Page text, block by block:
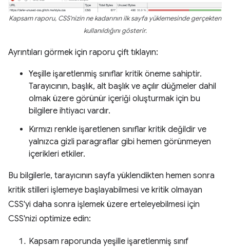
Kapsam raporu, CSS'nizin ne kadarının ilk sayfa yüklemesinde gerçekten
kullanıldığını gösterir.
Ayrıntıları görmek için raporu çift tıklayın:
Yeşille işaretlenmiş sınıflar kritik öneme sahiptir.
Tarayıcının, başlık, alt başlık ve açılır düğmeler dahil
olmak üzere görünür içeriği oluşturmak için bu
bilgilere ihtiyacı vardır.
Kırmızı renkle işaretlenen sınıflar kritik değildir ve
yalnızca gizli paragraflar gibi hemen görünmeyen
içerikleri etkiler.
Bu bilgilerle, tarayıcının sayfa yüklendikten hemen sonra
kritik stilleri işlemeye başlayabilmesi ve kritik olmayan
CSS'yi daha sonra işlemek üzere erteleyebilmesi için
CSS'nizi optimize edin:
Kapsam raporunda yeşille işaretlenmiş sınıf